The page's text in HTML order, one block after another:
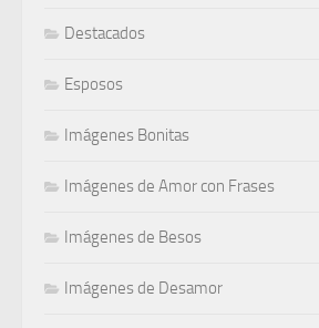
Destacados
Esposos
Imágenes Bonitas
Imágenes de Amor con Frases
Imágenes de Besos
Imágenes de Desamor